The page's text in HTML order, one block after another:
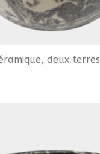
deux terres